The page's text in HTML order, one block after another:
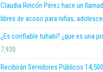
Claudia Rincón Pérez hace un
libres de acoso para niñas,
¿Es confiable tuhabi? ¿que es una
7,930
Recibirán Servidores Públicos